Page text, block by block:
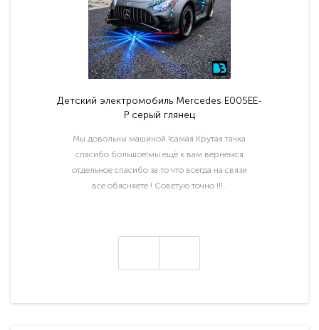
Детский электромобиль Mercedes E005EE-
P серый глянец
Мы довольны машиной !самая Крутая тачка
спасибо большое!мы ещё к вам вернемся
отдельное спасибо за то что всегда на связи
все обясняете ! Советую точно !!!..